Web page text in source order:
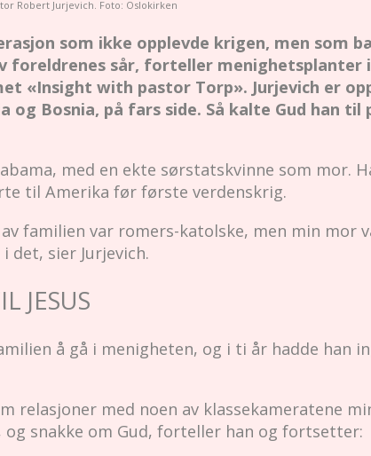
Robert Jurjevich. Foto: Oslokirken
som ikke opplevde krigen, men som
sår, forteller menighetsplanter
«Insight with pastor Torp». Jurjevich er
Bosnia, på fars side. Så kalte Gud han
med en ekte sørstatskvinne som mor.
til Amerika før første verdenskrig.
familien var romers-katolske, men min mor
det, sier Jurjevich.
JESUS
å gå i menigheten, og i ti år hadde han
relasjoner med noen av klassekameratene
og snakke om Gud, forteller han og fortsetter: